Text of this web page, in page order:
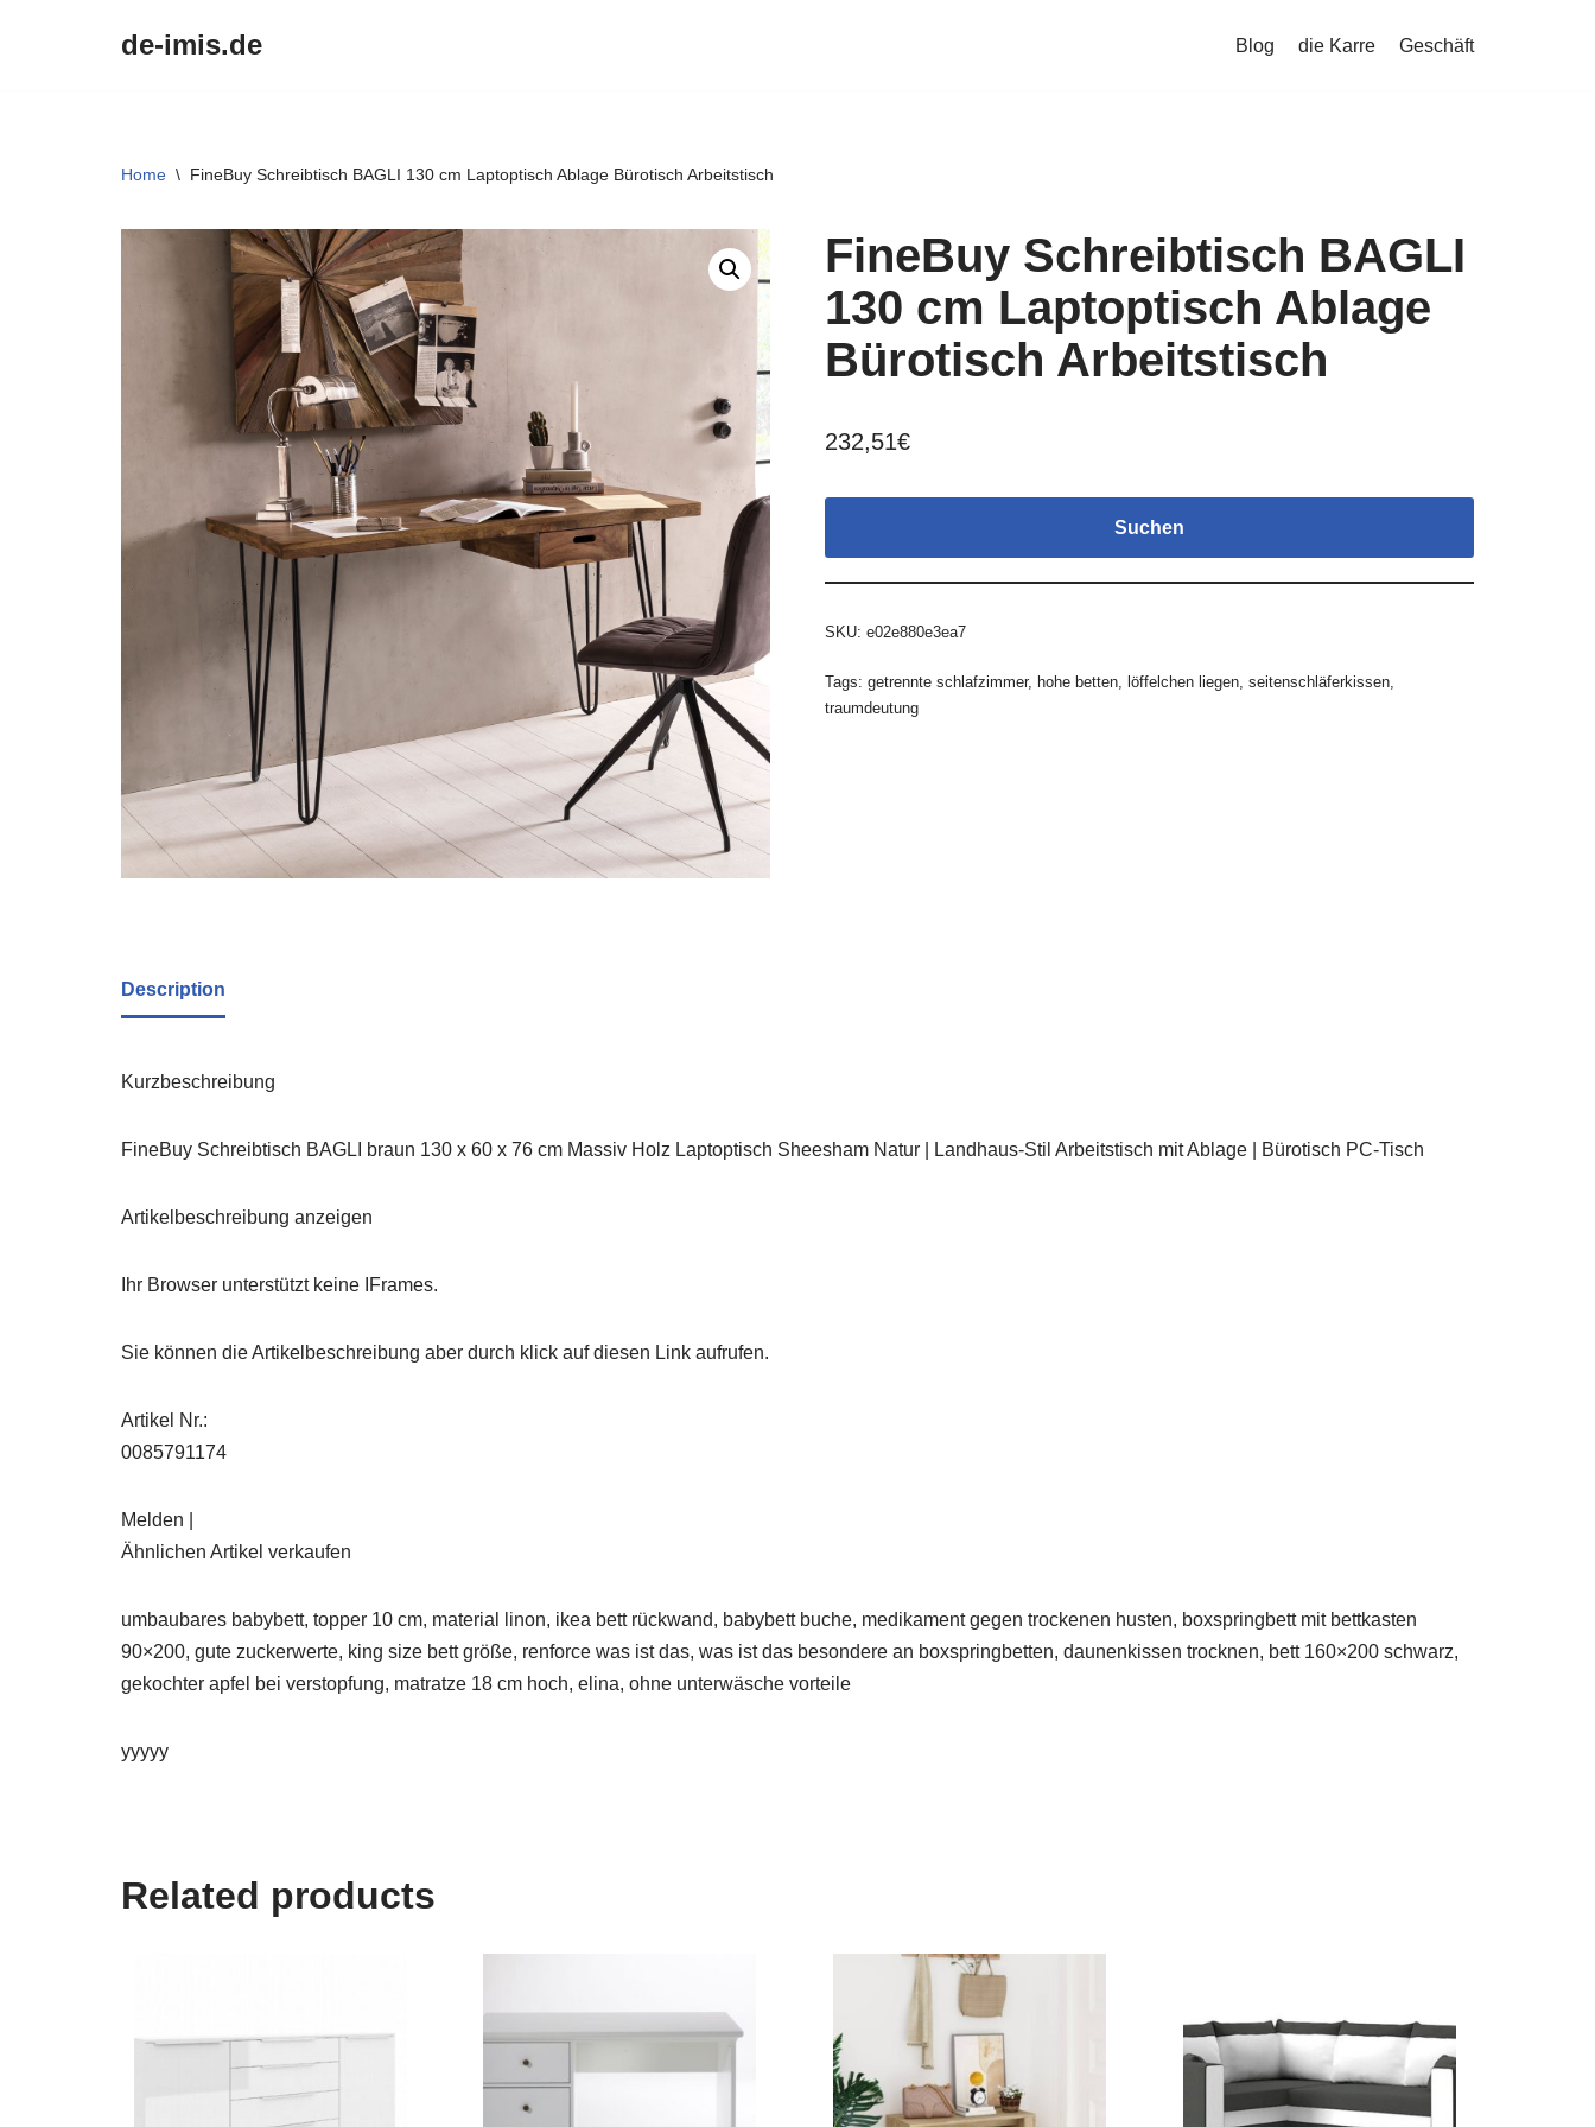
de-imis.de Blog die Karre Geschäft
Home \ FineBuy Schreibtisch BAGLI 130 cm Laptoptisch Ablage Bürotisch Arbeitstisch
FineBuy Schreibtisch BAGLI
130 cm Laptoptisch Ablage
Bürotisch Arbeitstisch
232,51€
Suchen
SKU: e02e880e3ea7
Tags: getrennte schlafzimmer, hohe betten, löffelchen liegen, seitenschläferkissen,
traumdeutung
Description
Kurzbeschreibung
FineBuy Schreibtisch BAGLI braun 130 x 60 x 76 cm Massiv Holz Laptoptisch Sheesham Natur | Landhaus-Stil Arbeitstisch mit Ablage | Bürotisch PC-Tisch
Artikelbeschreibung anzeigen
Ihr Browser unterstützt keine IFrames.
Sie können die Artikelbeschreibung aber durch klick auf diesen Link aufrufen.
Artikel Nr.:
0085791174
Melden |
Ähnlichen Artikel verkaufen
umbaubares babybett, topper 10 cm, material linon, ikea bett rückwand, babybett buche, medikament gegen trockenen husten, boxspringbett mit bettkasten
90×200, gute zuckerwerte, king size bett größe, renforce was ist das, was ist das besondere an boxspringbetten, daunenkissen trocknen, bett 160×200 schwarz,
gekochter apfel bei verstopfung, matratze 18 cm hoch, elina, ohne unterwäsche vorteile
yyyyy
Related products